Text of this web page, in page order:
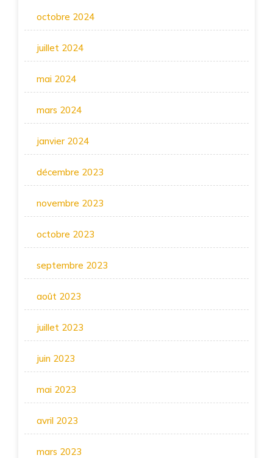
octobre 2024
juillet 2024
mai 2024
mars 2024
janvier 2024
décembre 2023
novembre 2023
octobre 2023
septembre 2023
août 2023
juillet 2023
juin 2023
mai 2023
avril 2023
mars 2023